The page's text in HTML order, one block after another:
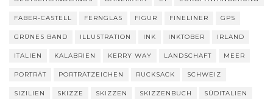
FABER-CASTELL FERNGLAS FIGUR FINELINER GPS
GRÜNES BAND ILLUSTRATION INK INKTOBER IRLAND
ITALIEN KALABRIEN KERRY WAY LANDSCHAFT MEER
PORTRÄT PORTRÄTZEICHEN RUCKSACK SCHWEIZ
SIZILIEN SKIZZE SKIZZEN SKIZZENBUCH SÜDITALIEN